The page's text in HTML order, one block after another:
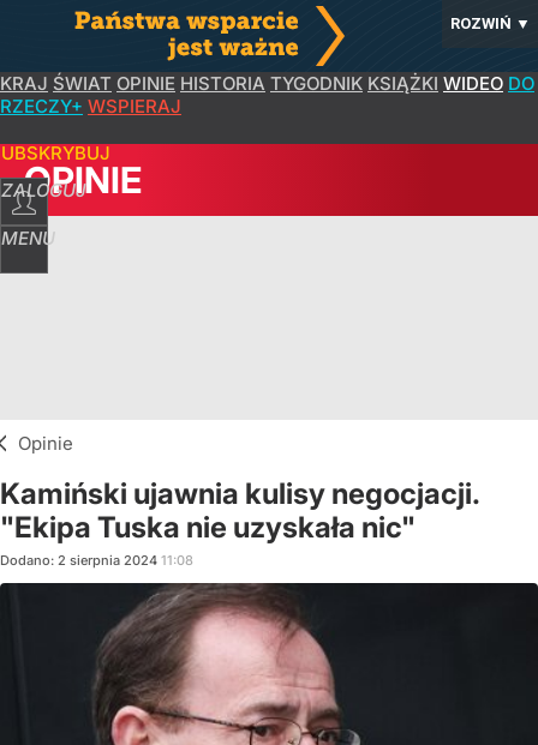
ROZWIŃ ▼
KRAJ ŚWIAT OPINIE HISTORIA TYGODNIK KSIĄŻKI WIDEO DO
RZECZY+ WSPIERAJ
ZALOGUJ
MENU
OPINIE
Opinie
Kamiński ujawnia kulisy negocjacji.
"Ekipa Tuska nie uzyskała nic"
Dodano: 2 sierpnia 2024 11:08